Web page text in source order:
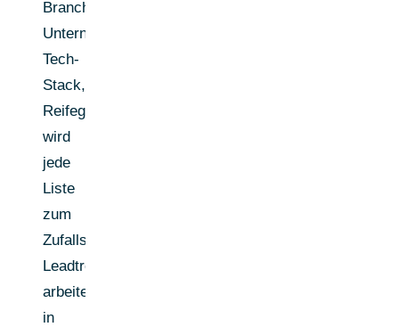
Branche,
Unternehmensgröße,
Tech-
Stack,
Reifegrad)
wird
jede
Liste
zum
Zufallsprodukt.
Leadtree
arbeitet
in